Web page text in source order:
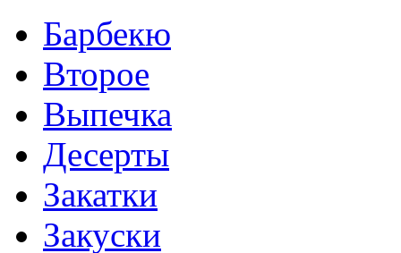
Барбекю
Второе
Выпечка
Десерты
Закатки
Закуски